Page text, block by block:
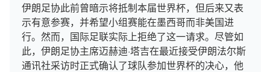
伊朗足协此前曾暗示将抵制本届世界杯，但后来又表
示有意参赛，并希望小组赛能在墨西哥而非美国进
行。然而，国际足联实际上拒绝了这一请求。尽管如
此，伊朗足协主席迈赫迪·塔吉在最近接受伊朗法尔斯
通讯社采访时正式确认了球队参加世界杯的决心，他